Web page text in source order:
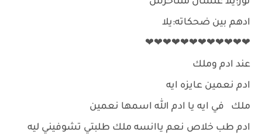
ادهم بين ضحكاته:يلا
❤❤❤❤❤❤❤❤❤❤❤❤
عند ادم وملك
ادم نعمين عايزه ايه
ملك في ايه يا ادم الله اسمها نعمين
ادم طب خلاص نعم ياانسه ملك طلبتي تشوفيني ليه